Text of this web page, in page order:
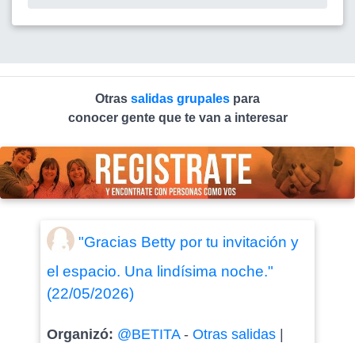
Otras salidas grupales para
conocer gente que te van a interesar
"Gracias Betty por tu invitación y
el espacio. Una lindísima noche."
(22/05/2026)
Organizó: @BETITA- Otras salidas|